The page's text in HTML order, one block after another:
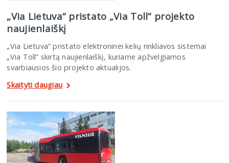
„Via Lietuva“ pristato „Via Toll“ projekto
naujienlaiškį
„Via Lietuva“ pristato elektroninei kelių rinkliavos sistemai
„Via Toll“ skirtą naujienlaiškį, kuriame apžvelgiamos
svarbiausios šio projekto aktualijos.
Skaityti daugiau